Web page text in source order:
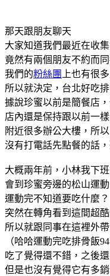
那天跟朋友聊天
大家知道我們最近在收
竟然有兩個朋友不約而
我們的粉絲團
上也有很
所以就決定，台北好吃
據說珍蜜以前是簡餐店
店內還是保持跟以前一
附近很多辦公大樓，所
沒有打電話先點餐的話
大概兩年前，小林我下
會到珍蜜旁邊的松山運
運動完不知道要吃什麼？
突然在轉角看到這間超
所以就跟同事在這裡外
（哈哈運動完吃排骨飯
吃了覺得還不錯，之後
但是也沒有覺得它有多